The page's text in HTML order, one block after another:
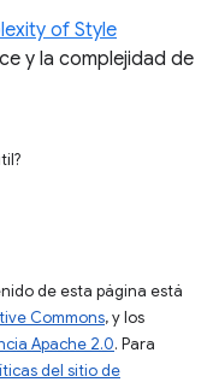
of Style
y la complejidad de
de esta página está
Commons, y los
Apache 2.0. Para
del sitio de